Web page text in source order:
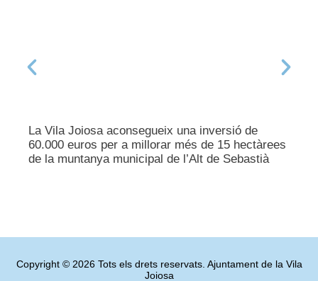
La Vila Joiosa aconsegueix una inversió de
60.000 euros per a millorar més de 15 hectàrees
de la muntanya municipal de l’Alt de Sebastià
Copyright © 2026 Tots els drets reservats. Ajuntament de la Vila
Joiosa